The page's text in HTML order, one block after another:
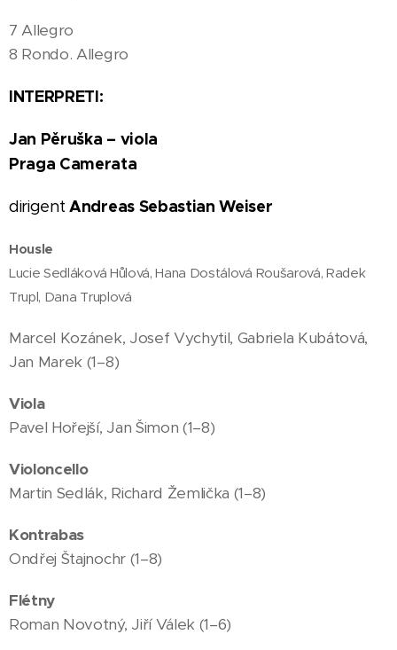
7 Allegro
8 Rondo. Allegro
INTERPRETI:
Jan Pěruška – viola
Praga Camerata
dirigentAndreas Sebastian Weiser
Housle
Lucie Sedláková Hůlová, Hana Dostálová Roušarová, Radek
Trupl, Dana Truplová
Marcel Kozánek, Josef Vychytil, Gabriela Kubátová,
Jan Marek (1–8)
Viola
Pavel Hořejší, Jan Šimon (1–8)
Violoncello
Martin Sedlák, Richard Žemlička (1–8)
Kontrabas
Ondřej Štajnochr (1–8)
Flétny
Roman Novotný, Jiří Válek (1–6)